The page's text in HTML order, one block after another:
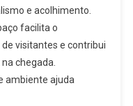
e acolhimento.
facilita o
visitantes e contribui
chegada.
ambiente ajuda